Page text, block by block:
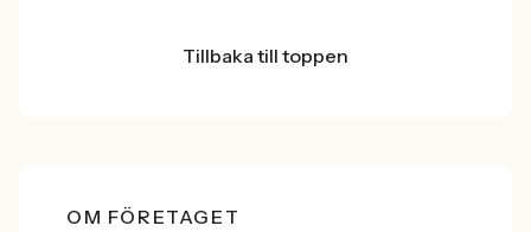
Tillbaka till toppen
OM FÖRETAGET